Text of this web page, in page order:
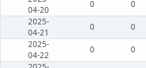
04-20
0 0
2025-
04-21
0 0
2025-
04-22
0 0